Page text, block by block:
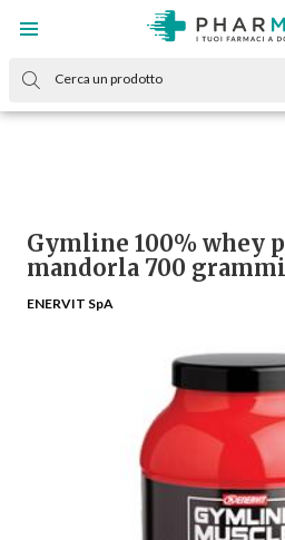
Gymline 100% whey
mandorla 700 grammi
ENERVIT SpA